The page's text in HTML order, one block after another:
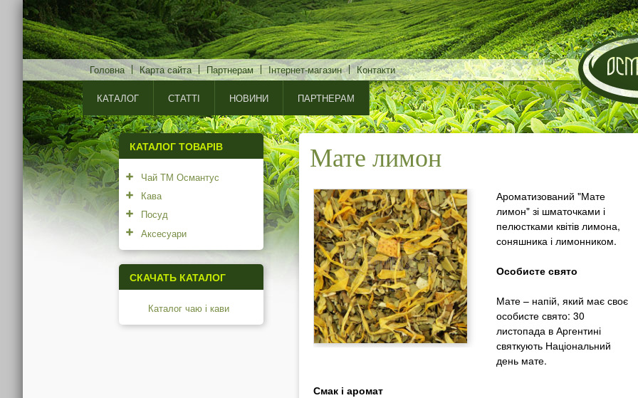
Перейти
до
основного
матеріалу
Головна Карта сайта Партнерам Інтернет-магазин Контакти
КАТАЛОГ СТАТТІ НОВИНИ ПАРТНЕРАМ
Мате лимон
Ароматизований "Мате
лимон" зі шматочками і
пелюстками квітів лимона,
соняшника і лимонником.
Особисте свято
Мате – напій, який має своє
особисте свято: 30
листопада в Аргентині
святкують Національний
день мате.
Смак і аромат
КАТАЛОГ ТОВАРІВ
Чай ТМ Османтус
Кава
Посуд
Аксесуари
СКАЧАТЬ КАТАЛОГ
Каталог чаю і кави